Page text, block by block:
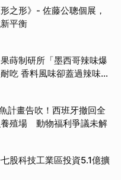
之形》- 佐藤公聰個展，
平衡
果蒔制研所「墨西哥辣味爆
吃 香料風味卻蓋過辣味特
計畫告吹！西班牙撤回全
殖場 動物福利爭議未解
股科技工業區投資5.1億擴